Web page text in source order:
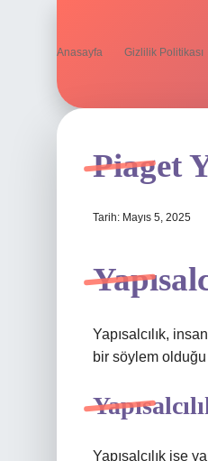
Anasayfa Gizlilik Politikası
Piaget
Tarih: Mayıs 5, 2025
Yapısalcılık,
bir söylem
Yapısalcılık ise